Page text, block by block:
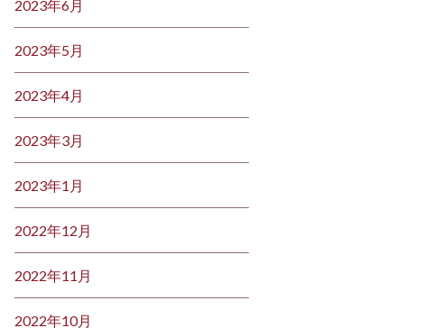
2023年6月
2023年5月
2023年4月
2023年3月
2023年1月
2022年12月
2022年11月
2022年10月